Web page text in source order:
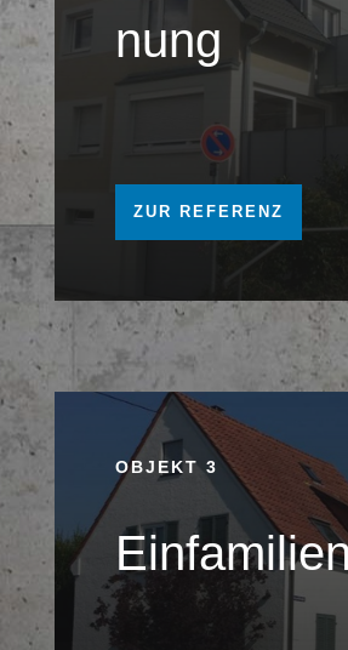
nung
ZUR REFERENZ
OBJEKT 3